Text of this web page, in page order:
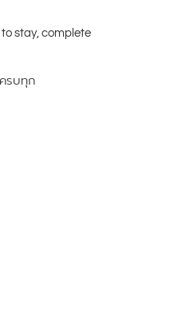
stay, complete
รบทุก